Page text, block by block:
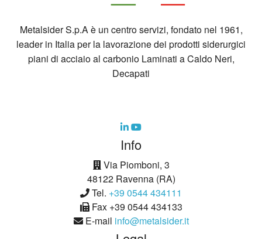
Metalsider S.p.A è un centro servizi, fondato nel 1961,
leader in Italia per la lavorazione dei prodotti siderurgici
piani di acciaio al carbonio Laminati a Caldo Neri,
Decapati
Info
Via Piomboni, 3
48122 Ravenna (RA)
Tel. +39 0544 434111
Fax +39 0544 434133
E-mail info@metalsider.it